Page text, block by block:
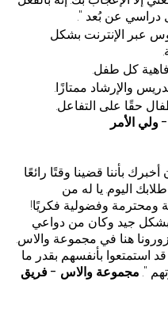
دراسي عن بُعد ".
عبر الإنترنت بشكل
كل طفل.
والإرشاد ممتازًا.
حقًا على التفاعل.
ولي الأمر
بأننا قضينا وقتًا رائعًا
اليوم. يا له من
ومحترمة وفضولية فكريًا!
جيد وكان من دواعي
هنا في مجموعة والاس.
استمتعوا بأنفسهم بقدر ما
". مجموعة والاس - فريق